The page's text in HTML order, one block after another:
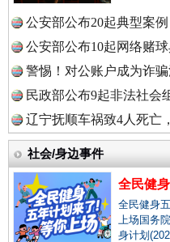
中国
中国
中国
巳巳如意，开工
“后车司机肯定
公安部公布20起典型案
公安部公布10起网络赌
警惕！对公账户成为诈
民政部公布9起非法社会
辽宁抚顺车祸致4人死亡
社会/身边事件
全民健
全民健身
上场国务
身计划